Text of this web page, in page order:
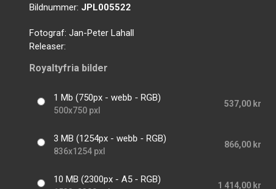
Bildnummer: JPL005522
Fotograf:Jan-Peter Lahall
Releaser:
Royaltyfria bilder
1 Mb (750px - webb - RGB)
500x750 pxl
537,00 kr
3 MB (1254px - webb - RGB)
836x1254 pxl
866,00 kr
10 MB (2300px - A5 - RGB)
1 414,00 kr